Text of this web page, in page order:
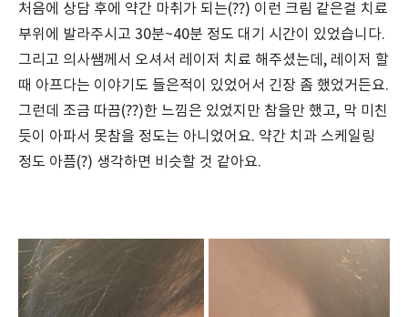
처음에 상담 후에 약간 마취가 되는(??) 이런 크림 같은걸 치료
부위에 발라주시고 30분~40분 정도 대기 시간이 있었습니다.
그리고 의사쌤께서 오셔서 레이저 치료 해주셨는데, 레이저 할
때 아프다는 이야기도 들은적이 있었어서 긴장 좀 했었거든요.
그런데 조금 따끔(??)한 느낌은 있었지만 참을만 했고, 막 미친
듯이 아파서 못참을 정도는 아니었어요. 약간 치과 스케일링
정도 아픔(?) 생각하면 비슷할 것 같아요.